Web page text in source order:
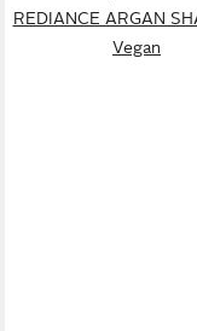
REDIANCE ARGAN
Vegan